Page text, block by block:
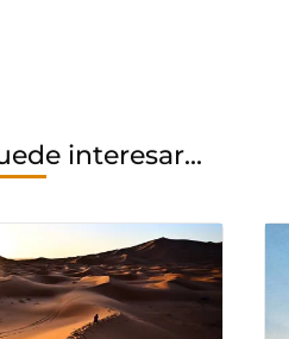
interesar...